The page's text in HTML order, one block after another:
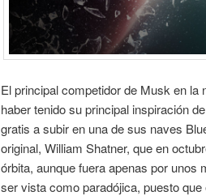
El principal competidor de Musk en
haber tenido su principal inspiración
gratis a subir en una de sus naves
original, William Shatner, que en
órbita, aunque fuera apenas por unos
ser vista como paradójica, puesto